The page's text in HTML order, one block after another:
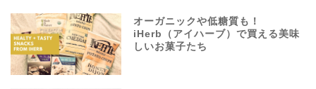
オーガニックや低糖質も！
iHerb（アイハーブ）で買える美味
しいお菓子たち